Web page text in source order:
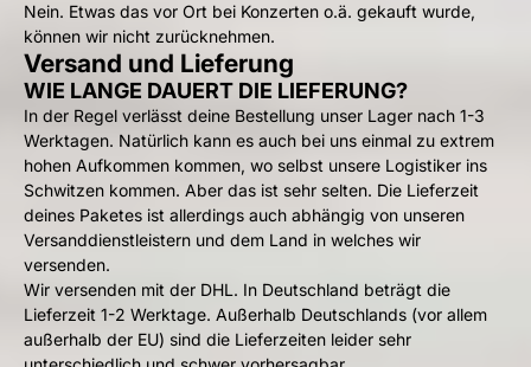
Nein. Etwas das vor Ort bei Konzerten o.ä. gekauft wurde,
können wir nicht zurücknehmen.
Versand und Lieferung
WIE LANGE DAUERT DIE LIEFERUNG?
In der Regel verlässt deine Bestellung unser Lager nach 1-3
Werktagen. Natürlich kann es auch bei uns einmal zu extrem
hohen Aufkommen kommen, wo selbst unsere Logistiker ins
Schwitzen kommen. Aber das ist sehr selten. Die Lieferzeit
deines Paketes ist allerdings auch abhängig von unseren
Versanddienstleistern und dem Land in welches wir
versenden.
Wir versenden mit der DHL. In Deutschland beträgt die
Lieferzeit 1-2 Werktage. Außerhalb Deutschlands (vor allem
außerhalb der EU) sind die Lieferzeiten leider sehr